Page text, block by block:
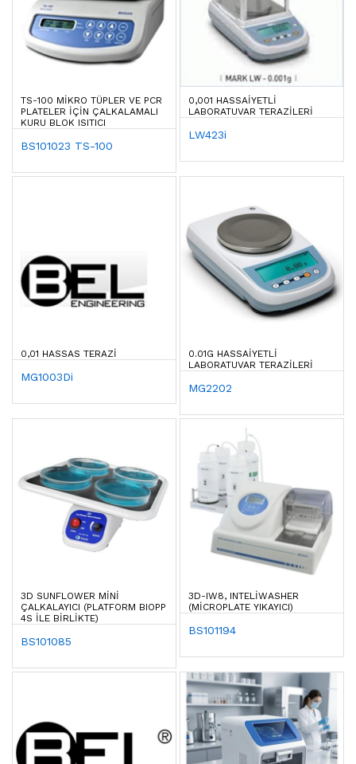
TS-100 MIKRO TÜPLER VE PCR
PLATELER IÇIN ÇALKALAMALI
KURU BLOK ISITICI
BS101023 TS-100
0,001 HASSAIYETLI
LABORATUVAR TERAZILERI
LW423i
0,01 HASSAS TERAZI
MG1003Di
0.01G HASSAIYETLI
LABORATUVAR TERAZILERI
MG2202
3D SUNFLOWER MINI
ÇALKALAYICI (PLATFORM BIOPP
4S ILE BIRLIKTE)
BS101085
3D-IW8, INTELIWASHER
(MICROPLATE YIKAYICI)
BS101194